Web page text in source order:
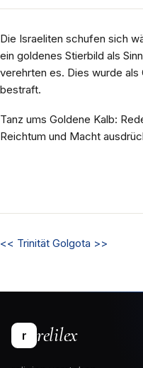
Die Israeliten schufen sich
ein goldenes Stierbild als
verehrten es. Dies wurde
bestraft.
Tanz ums Goldene Kalb:
Reichtum und Macht
<< Trinität Golgota >>
r relilex